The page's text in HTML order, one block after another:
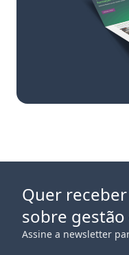
Quer
sobre gestão
Assine a newsletter